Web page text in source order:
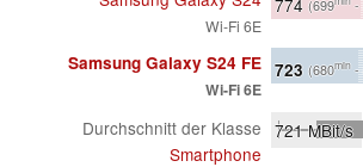
Wi-Fi 6E
(699 -
Samsung Galaxy S24 FE
Wi-Fi 6E
723 (680min -
Durchschnitt der Klasse
Smartphone
721MBit/s